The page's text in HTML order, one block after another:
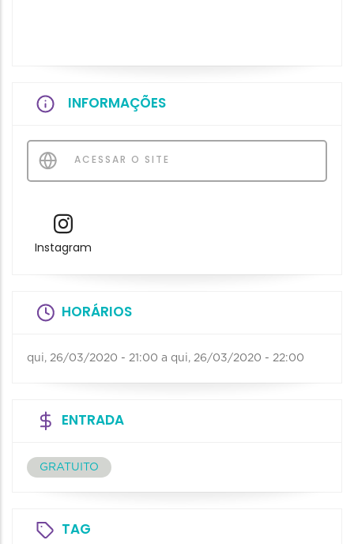
INFORMAÇÕES
ACESSAR O SITE
Instagram
HORÁRIOS
qui, 26/03/2020 - 21:00 a qui, 26/03/2020 - 22:00
ENTRADA
GRATUITO
TAG